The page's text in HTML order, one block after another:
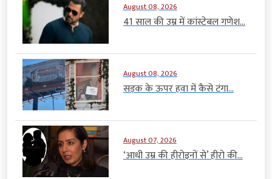
August 08, 2026
41 साल की उम्र में कांस्टेबल गणेश...
August 08, 2026
सड़क के ऊपर हवा में कैसे टंगा...
August 07, 2026
‘आधी उम्र की हीरोइनों से’ हीरो की...